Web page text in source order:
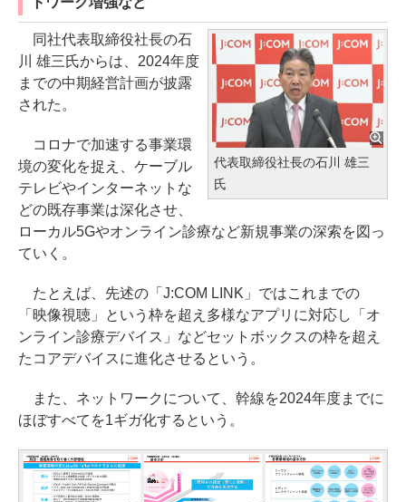
代表取締役社長の石川 雄三
氏
同社代表取締役社長の石
川 雄三氏からは、2024年度
までの中期経営計画が披露
された。
コロナで加速する事業環
境の変化を捉え、ケーブル
テレビやインターネットな
どの既存事業は深化させ、
ローカル5Gやオンライン診療など新規事業の深索を図っ
ていく。
たとえば、先述の「J:COM LINK」ではこれまでの
「映像視聴」という枠を超え多様なアプリに対応し「オ
ンライン診療デバイス」などセットボックスの枠を超え
たコアデバイスに進化させるという。
また、ネットワークについて、幹線を2024年度までに
ほぼすべてを1ギガ化するという。